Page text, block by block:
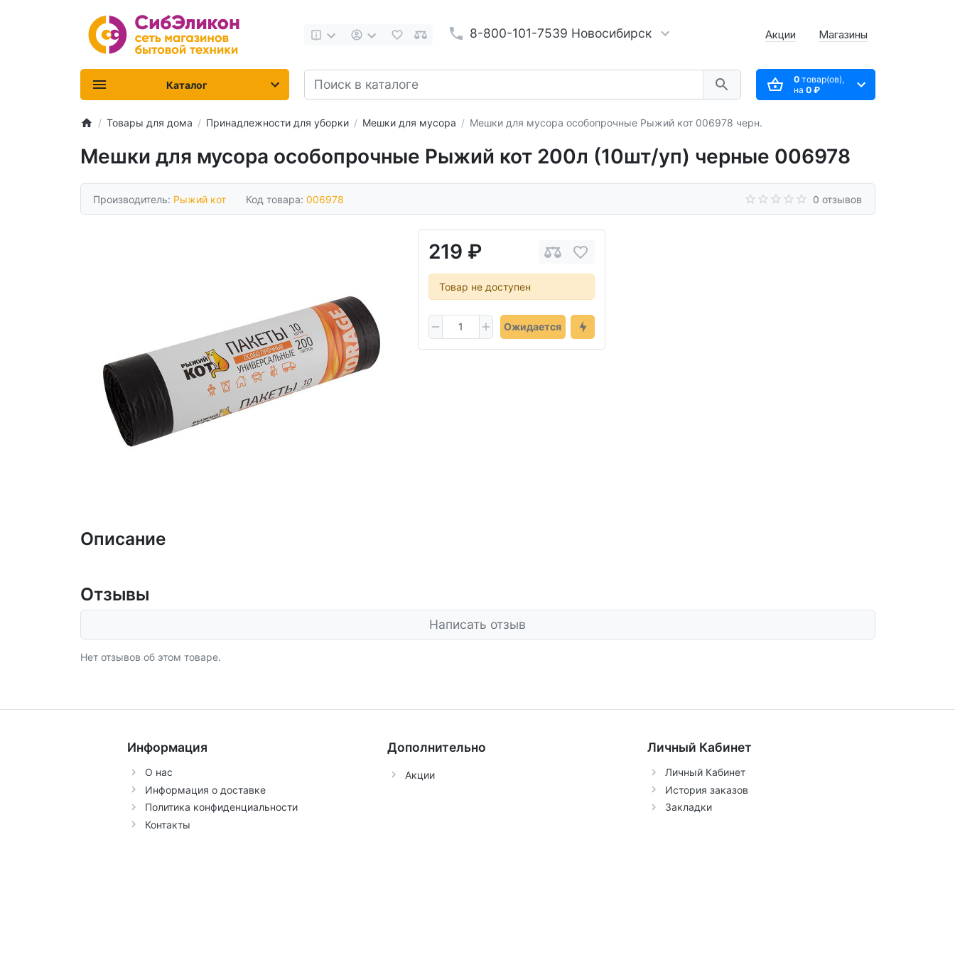
8-800-101-7539 Новосибирск Акции Магазины
0товар(ов),
на 0 ₽
Каталог
Товары для дома Принадлежности для уборки Мешки для мусора Мешки для мусора особопрочные Рыжий кот 006978 черн.
Мешки для мусора особопрочные Рыжий кот 200л (10шт/уп) черные 006978
Производитель: Рыжий кот Код товара: 006978 0 отзывов
219 ₽
Товар не доступен
Ожидается
Описание
Отзывы
Написать отзыв
Нет отзывов об этом товаре.
Информация
О нас
Информация о доставке
Политика конфиденциальности
Контакты
Дополнительно
Акции
Личный Кабинет
Личный Кабинет
История заказов
Закладки